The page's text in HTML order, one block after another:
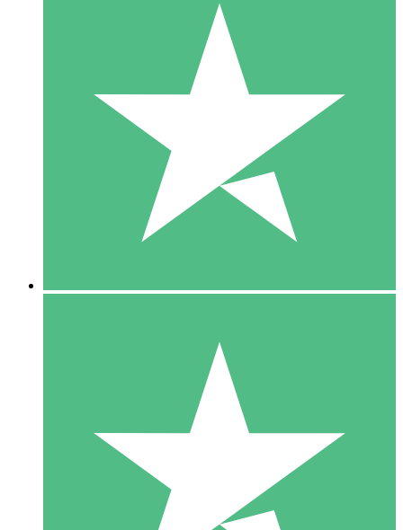
Individuelle Credit-Pakete
Zahlen Sie nach Bedarf mit Download-Credits. Keine
monatliche Verpflichtung erforderlich.
10 00
10 Downloads
20 00